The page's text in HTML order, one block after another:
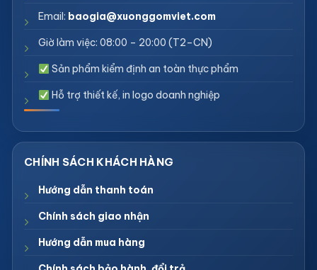
Email: baogia@xuonggomviet.com
Giờ làm việc: 08:00 – 20:00 (T2–CN)
Sản phẩm kiểm định an toàn thực phẩm
Hỗ trợ thiết kế, in logo doanh nghiệp
Hướng dẫn thanh toán
Chính sách giao nhận
Hướng dẫn mua hàng